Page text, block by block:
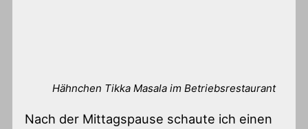
Hähnchen Tikka Masala im Betriebsrestaurant
Nach der Mittagspause schaute ich einen